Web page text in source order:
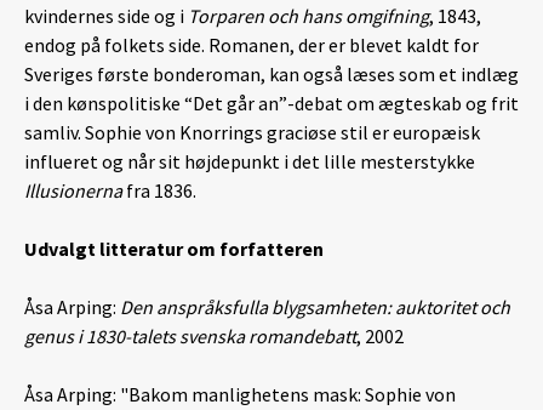
kvindernes side og i Torparen och hans omgifning, 1843,
endog på folkets side. Romanen, der er blevet kaldt for
Sveriges første bonderoman, kan også læses som et indlæg
i den kønspolitiske “Det går an”-debat om ægteskab og frit
samliv. Sophie von Knorrings graciøse stil er europæisk
influeret og når sit højdepunkt i det lille mesterstykke
Illusionernafra 1836.
Udvalgt litteratur om forfatteren
Åsa Arping: Den anspråksfulla blygsamheten: auktoritet och
genus i 1830-talets svenska romandebatt, 2002
Åsa Arping: "Bakom manlighetens mask: Sophie von